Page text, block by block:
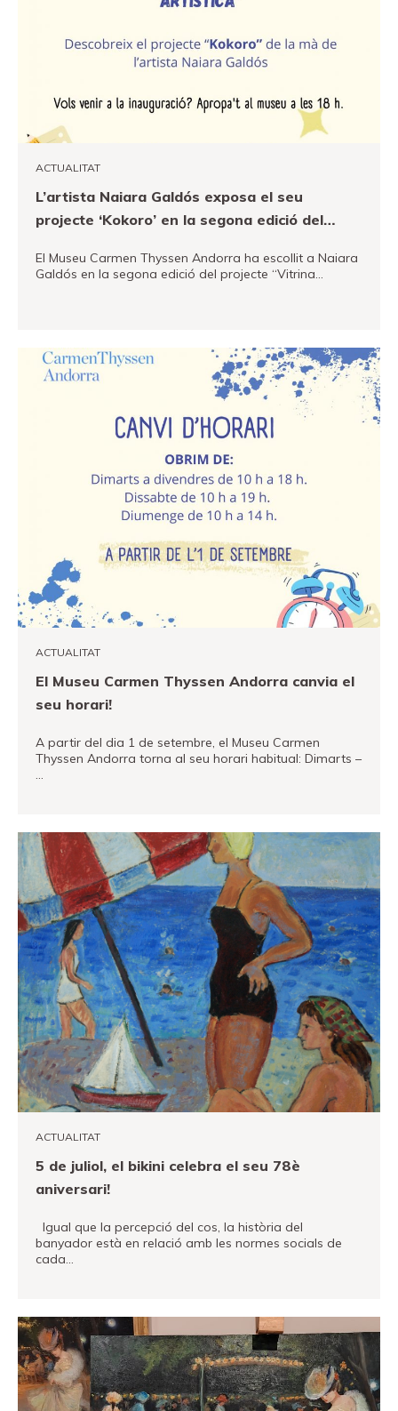
ACTUALITAT
L’artista Naiara Galdós exposa el seu
projecte ‘Kokoro’ en la segona edició del
Museu Carmen Thyssen Andorra
El Museu Carmen Thyssen Andorra ha escollit a Naiara
Galdós en la segona edició del projecte “Vitrina…
ACTUALITAT
El Museu Carmen Thyssen Andorra canvia el
seu horari!
A partir del dia 1 de setembre, el Museu Carmen
Thyssen Andorra torna al seu horari habitual: Dimarts –
…
ACTUALITAT
5 de juliol, el bikini celebra el seu 78è
aniversari!
Igual que la percepció del cos, la història del
banyador està en relació amb les normes socials de
cada…